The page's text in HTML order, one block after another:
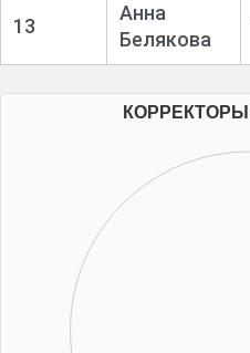
13
Анна
Белякова